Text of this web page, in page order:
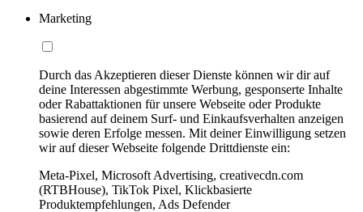
Marketing
Durch das Akzeptieren dieser Dienste können wir dir auf
deine Interessen abgestimmte Werbung, gesponserte Inhalte
oder Rabattaktionen für unsere Webseite oder Produkte
basierend auf deinem Surf- und Einkaufsverhalten anzeigen
sowie deren Erfolge messen. Mit deiner Einwilligung setzen
wir auf dieser Webseite folgende Drittdienste ein:
Meta-Pixel, Microsoft Advertising, creativecdn.com
(RTBHouse), TikTok Pixel, Klickbasierte
Produktempfehlungen, Ads Defender